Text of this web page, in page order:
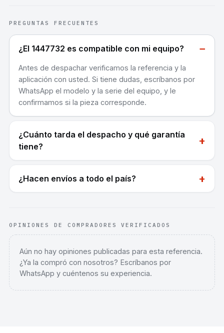
PREGUNTAS FRECUENTES
¿El 1447732 es compatible con mi equipo? −
Antes de despachar verificamos la referencia y la
aplicación con usted. Si tiene dudas, escríbanos por
WhatsApp el modelo y la serie del equipo, y le
confirmamos si la pieza corresponde.
¿Cuánto tarda el despacho y qué garantía
tiene?
+
¿Hacen envíos a todo el país? +
OPINIONES DE COMPRADORES VERIFICADOS
Aún no hay opiniones publicadas para esta referencia.
¿Ya la compró con nosotros? Escríbanos por
WhatsApp y cuéntenos su experiencia.